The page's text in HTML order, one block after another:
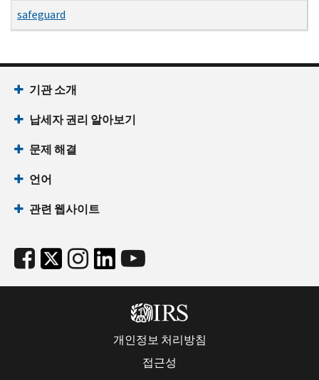
safeguard
기관 소개
납세자 권리 알아보기
문제 해결
언어
관련 웹사이트
개인정보 처리방침
접근성